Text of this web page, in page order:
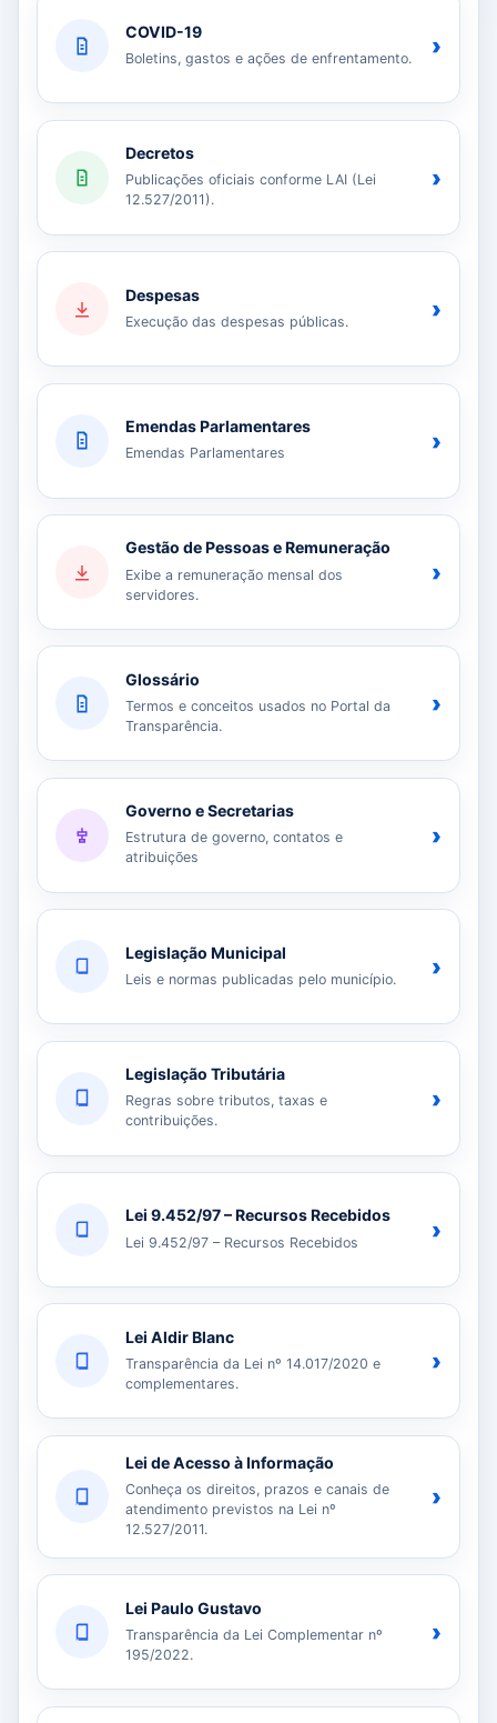
COVID-19
Boletins, gastos e ações de enfrentamento. ›
Decretos
Publicações oficiais conforme LAI (Lei
12.527/2011).
›
Despesas
Execução das despesas públicas. ›
Emendas Parlamentares
Emendas Parlamentares ›
Gestão de Pessoas e Remuneração
Exibe a remuneração mensal dos
servidores.
›
Glossário
Termos e conceitos usados no Portal da
Transparência.
›
Governo e Secretarias
Estrutura de governo, contatos e
atribuições
›
Legislação Municipal
Leis e normas publicadas pelo município. ›
Legislação Tributária
Regras sobre tributos, taxas e
contribuições.
›
Lei 9.452/97 – Recursos Recebidos
Lei 9.452/97 – Recursos Recebidos ›
Lei Aldir Blanc
Transparência da Lei nº 14.017/2020 e
complementares.
›
Lei de Acesso à Informação
Conheça os direitos, prazos e canais de
atendimento previstos na Lei nº
12.527/2011.
›
Lei Paulo Gustavo
Transparência da Lei Complementar nº
195/2022.
›